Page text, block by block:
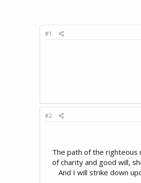
#1
#2
The path of the righteous
of charity and good will,
And I will strike down